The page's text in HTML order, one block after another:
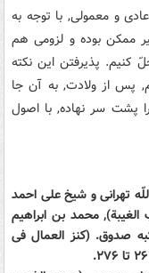
و معمولی, با توجه به
ممکن بوده و لزومی هم
کنیم. پذیرفتن این نکته
پس از ولادت, به آن جا
پشت سر نهاده, با اصول
تهرانی و شیخ علی احمد
الغیبة), محمد بن ابراهیم
علی اکبر غفاری/ ۱۱۶ ـ ۱۲۶, مکتبه صدوق. (کنز العمال فی